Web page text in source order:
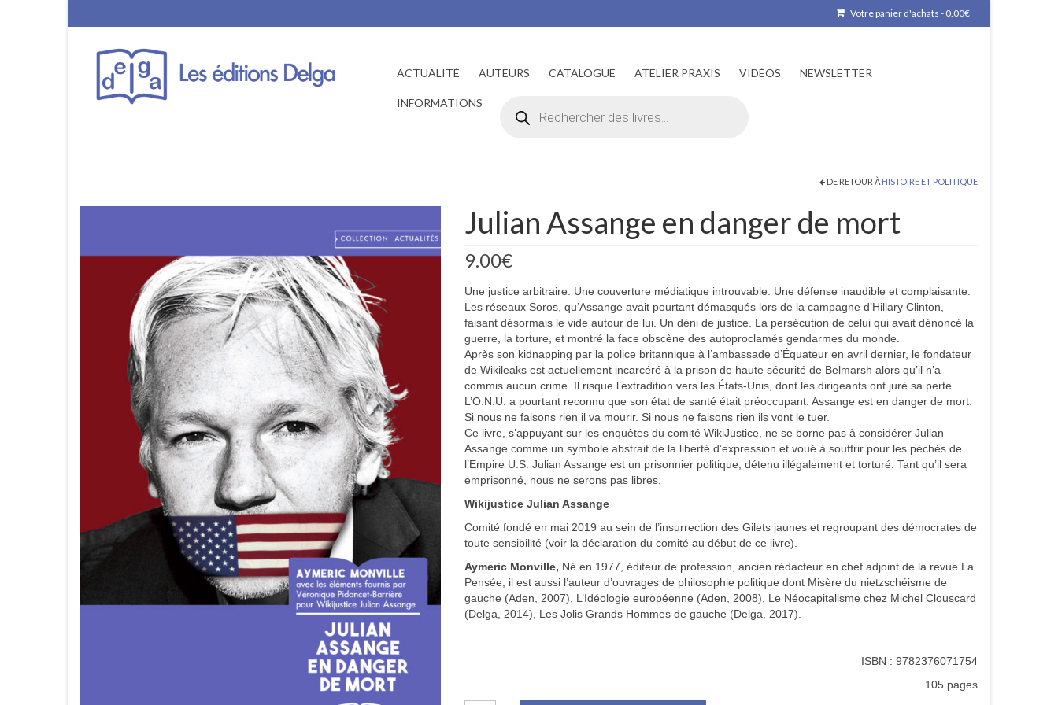
Votre panier d'achats - 0.00€
ACTUALITÉ AUTEURS CATALOGUE ATELIER PRAXIS VIDÉOS NEWSLETTER
INFORMATIONS
produits
DE RETOUR À HISTOIRE ET POLITIQUE
Julian Assange en danger de mort
9.00€
Une justice arbitraire. Une couverture médiatique introuvable. Une défense inaudible et complaisante.
Les réseaux Soros, qu’Assange avait pourtant démasqués lors de la campagne d’Hillary Clinton,
faisant désormais le vide autour de lui. Un déni de justice. La persécution de celui qui avait dénoncé la
guerre, la torture, et montré la face obscène des autoproclamés gendarmes du monde.
Après son kidnapping par la police britannique à l’ambassade d’Équateur en avril dernier, le fondateur
de Wikileaks est actuellement incarcéré à la prison de haute sécurité de Belmarsh alors qu’il n’a
commis aucun crime. Il risque l’extradition vers les États-Unis, dont les dirigeants ont juré sa perte.
L’O.N.U. a pourtant reconnu que son état de santé était préoccupant. Assange est en danger de mort.
Si nous ne faisons rien il va mourir. Si nous ne faisons rien ils vont le tuer.
Ce livre, s’appuyant sur les enquêtes du comité WikiJustice, ne se borne pas à considérer Julian
Assange comme un symbole abstrait de la liberté d’expression et voué à souffrir pour les péchés de
l’Empire U.S. Julian Assange est un prisonnier politique, détenu illégalement et torturé. Tant qu’il sera
emprisonné, nous ne serons pas libres.
Wikijustice Julian Assange
Comité fondé en mai 2019 au sein de l’insurrection des Gilets jaunes et regroupant des démocrates de
toute sensibilité (voir la déclaration du comité au début de ce livre).
Aymeric Monville, Né en 1977, éditeur de profession, ancien rédacteur en chef adjoint de la revue La
Pensée, il est aussi l’auteur d’ouvrages de philosophie politique dont Misère du nietzschéisme de
gauche (Aden, 2007), L’Idéologie européenne (Aden, 2008), Le Néocapitalisme chez Michel Clouscard
(Delga, 2014), Les Jolis Grands Hommes de gauche (Delga, 2017).
ISBN : 9782376071754
105 pages